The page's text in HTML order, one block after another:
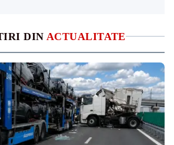
DIN ACTUALITATE